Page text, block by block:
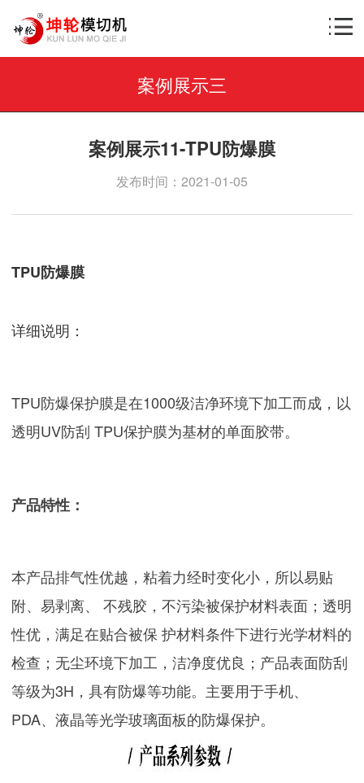
案例展示三
案例展示11-TPU防爆膜
发布时间：2021-01-05
TPU防爆膜
详细说明：
TPU防爆保护膜是在1000级洁净环境下加工而成，以
透明UV防刮 TPU保护膜为基材的单面胶带。
产品特性：
本产品排气性优越，粘着力经时变化小，所以易贴
附、易剥离、 不残胶，不污染被保护材料表面；透明
性优，满足在贴合被保 护材料条件下进行光学材料的
检查；无尘环境下加工，洁净度优良；产品表面防刮
等级为3H，具有防爆等功能。主要用于手机、
PDA、液晶等光学玻璃面板的防爆保护。